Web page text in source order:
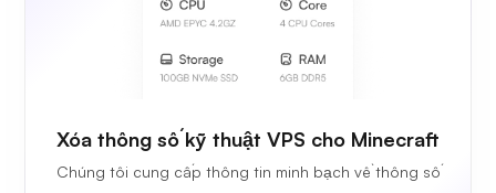
Xóa thông số kỹ thuật VPS cho Minecraft
Chúng tôi cung cấp thông tin minh bạch về thông số